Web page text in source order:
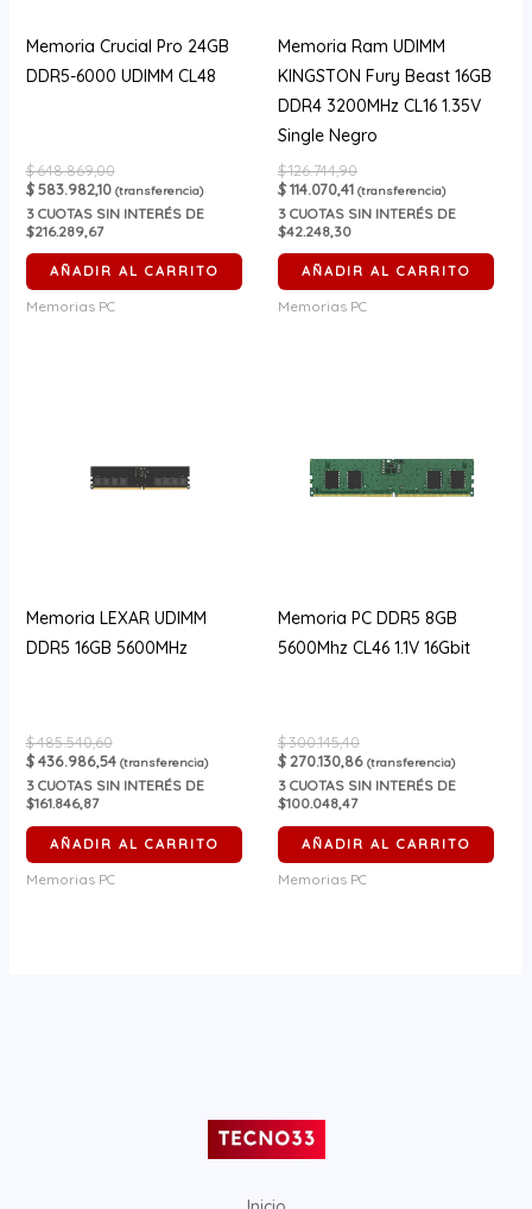
Memoria Crucial Pro 24GB
DDR5-6000 UDIMM CL48
$648.869,00
$583.982,10 (transferencia)
3CUOTAS SIN INTERÉS DE
$216.289,67
AÑADIR AL CARRITO
Memorias PC
Memoria Ram UDIMM
KINGSTON Fury Beast 16GB
DDR4 3200MHz CL16 1.35V
Single Negro
$126.744,90
$114.070,41 (transferencia)
3 CUOTAS SIN INTERÉS DE
$42.248,30
AÑADIR AL CARRITO
Memorias PC
Memoria LEXAR UDIMM
DDR5 16GB 5600MHz
$485.540,60
$436.986,54 (transferencia)
3CUOTAS SIN INTERÉS DE
$161.846,87
AÑADIR AL CARRITO
Memorias PC
Memoria PC DDR5 8GB
5600Mhz CL46 1.1V 16Gbit
$300.145,40
$270.130,86 (transferencia)
3 CUOTAS SIN INTERÉS DE
$100.048,47
AÑADIR AL CARRITO
Memorias PC